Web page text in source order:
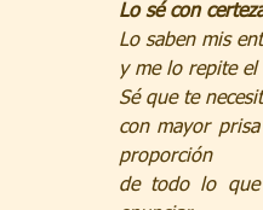
Lo sé con
Lo saben mis
y me lo repite el
Sé que te
con mayor
proporción
de todo lo